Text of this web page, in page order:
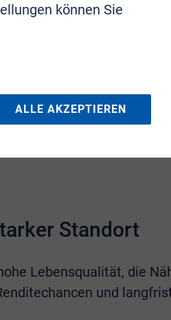
breite Nachfrage nach
dass Immobilien
VR-Immobilien
damit Sie
Standort
Lebensqualität, die
und
können Sie
ALLE AKZEPTIEREN